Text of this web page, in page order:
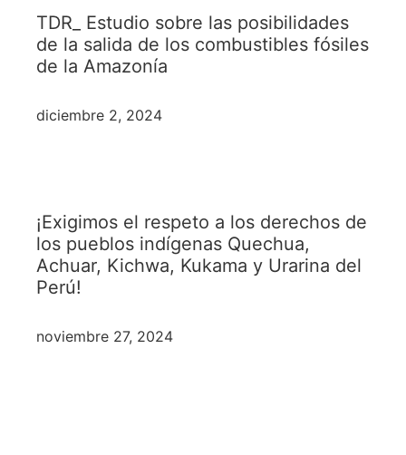
TDR_ Estudio sobre las posibilidades
de la salida de los combustibles fósiles
de la Amazonía
diciembre 2, 2024
¡Exigimos el respeto a los derechos de
los pueblos indígenas Quechua,
Achuar, Kichwa, Kukama y Urarina del
Perú!
noviembre 27, 2024